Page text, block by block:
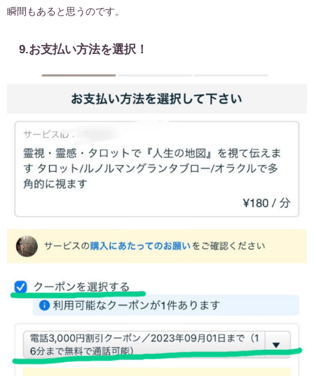
瞬間もあると思うのです。
9.お支払い方法を選択！